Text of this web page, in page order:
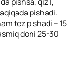
pishadi.
tez pishadi – 15
doni 25-30